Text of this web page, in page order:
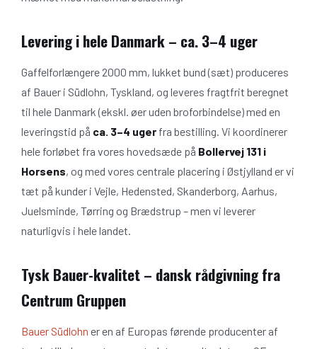
Levering i hele Danmark – ca. 3–4 uger
Gaffelforlængere 2000 mm, lukket bund (sæt) produceres
af Bauer i Südlohn, Tyskland, og leveres fragtfrit beregnet
til hele Danmark (ekskl. øer uden broforbindelse) med en
leveringstid på ca. 3–4 uger fra bestilling. Vi koordinerer
hele forløbet fra vores hovedsæde på Bollervej 131 i
Horsens, og med vores centrale placering i Østjylland er vi
tæt på kunder i Vejle, Hedensted, Skanderborg, Aarhus,
Juelsminde, Tørring og Brædstrup – men vi leverer
naturligvis i hele landet.
Tysk Bauer-kvalitet – dansk rådgivning fra
Centrum Gruppen
Bauer Südlohn er en af Europas førende producenter af